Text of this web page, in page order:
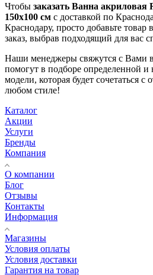
Чтобы заказать Ванна акриловая
150x100 см с доставкой по
Краснодару, просто добавьте
заказ, выбрав подходящий для вас
Наши менеджеры свяжутся с Вами
помогут в подборе определенной и
модели, которая будет сочетаться
любом стиле!
Каталог
Акции
Услуги
Бренды
Компания
О компании
Блог
Отзывы
Контакты
Информация
Магазины
Условия оплаты
Условия доставки
Гарантия на товар